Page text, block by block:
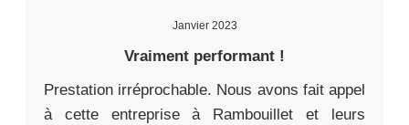
Janvier 2023
Vraiment performant !
Prestation irréprochable. Nous avons fait appel
à cette entreprise à Rambouillet et leurs